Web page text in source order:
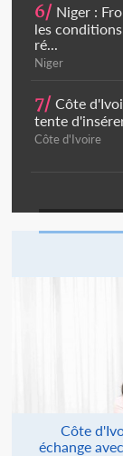
6/ Niger :
les
ré...
Niger
7/ Côte
tente
Côte d'Ivoire
Côte
échange